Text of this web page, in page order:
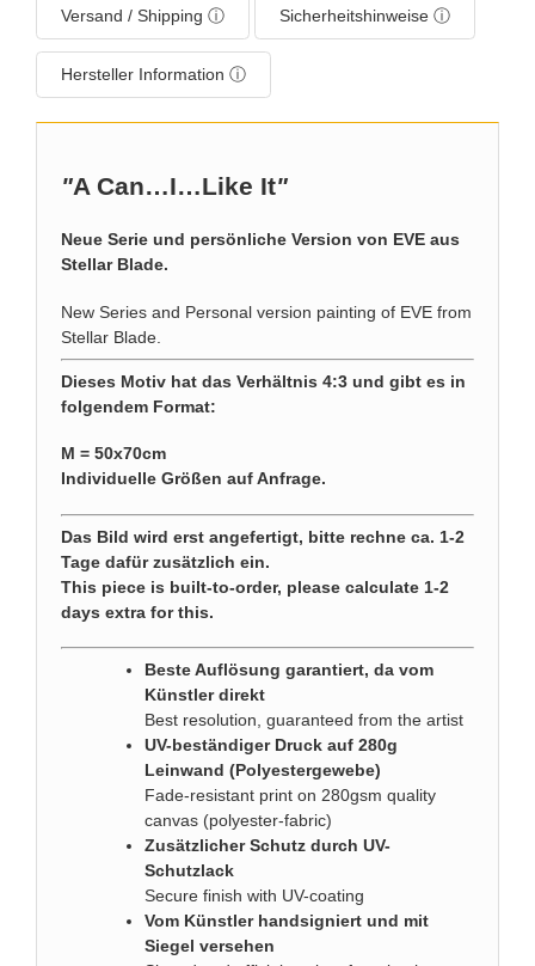
Versand / Shipping ⓘ Sicherheitshinweise ⓘ
Hersteller Information ⓘ
"A Can…I…Like It"
Neue Serie und persönliche Version von EVE aus
Stellar Blade.
New Series and Personal version painting of EVE from
Stellar Blade.
Dieses Motiv hat das Verhältnis 4:3 und gibt es in
folgendem Format:
M = 50x70cm
Individuelle Größen auf Anfrage.
Das Bild wird erst angefertigt, bitte rechne ca. 1-2
Tage dafür zusätzlich ein.
This piece is built-to-order, please calculate 1-2
days extra for this.
Beste Auflösung garantiert, da vom
Künstler direkt
Best resolution, guaranteed from the artist
UV-beständiger Druck auf 280g
Leinwand (Polyestergewebe)
Fade-resistant print on 280gsm quality
canvas (polyester-fabric)
Zusätzlicher Schutz durch UV-
Schutzlack
Secure finish with UV-coating
Vom Künstler handsigniert und mit
Siegel versehen